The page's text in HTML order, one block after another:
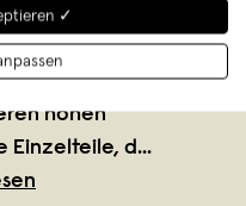
Designprodukte
Über 20
hohen
Einzelteile, d...
✓